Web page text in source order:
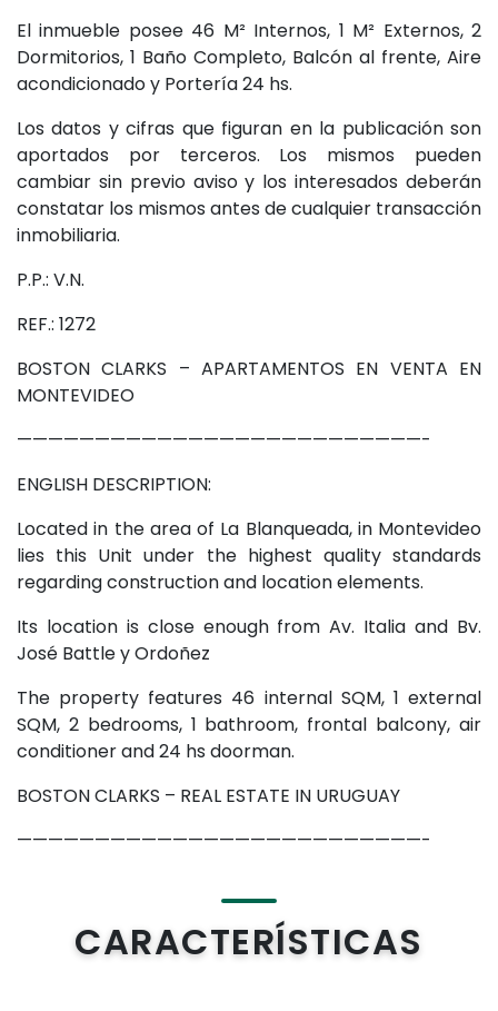
El inmueble posee 46 M² Internos, 1 M² Externos, 2
Dormitorios, 1 Baño Completo, Balcón al frente, Aire
acondicionado y Portería 24 hs.
Los datos y cifras que figuran en la publicación son
aportados por terceros. Los mismos pueden
cambiar sin previo aviso y los interesados deberán
constatar los mismos antes de cualquier transacción
inmobiliaria.
P.P.: V.N.
REF.: 1272
BOSTON CLARKS – APARTAMENTOS EN VENTA EN
MONTEVIDEO
——————————————————————————-
ENGLISH DESCRIPTION:
Located in the area of La Blanqueada, in Montevideo
lies this Unit under the highest quality standards
regarding construction and location elements.
Its location is close enough from Av. Italia and Bv.
José Battle y Ordoñez
The property features 46 internal SQM, 1 external
SQM, 2 bedrooms, 1 bathroom, frontal balcony, air
conditioner and 24 hs doorman.
BOSTON CLARKS – REAL ESTATE IN URUGUAY
——————————————————————————-
CARACTERÍSTICAS